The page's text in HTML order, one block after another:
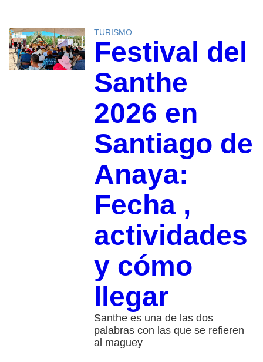
TURISMO
Festival del
Santhe
2026 en
Santiago de
Anaya:
Fecha ,
actividades
y cómo
llegar
Santhe es una de las dos
palabras con las que se refieren
al maguey